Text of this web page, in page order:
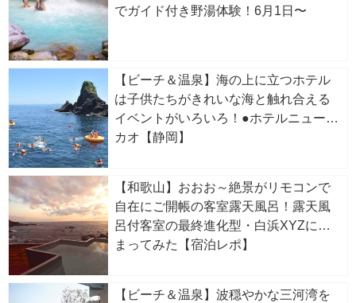
でガイド付き野湯体験！6月1日〜
【ビーチ＆温泉】海の上に立つホテル
は子供たちがきれいな海と触れ合える
イベントがいろいろ！●ホテルニューア
カオ【静岡】
【和歌山】おおお～絶景がリモコンで
自在にご開帳の客室露天風呂！露天風
呂付客室の最終進化型・白浜XYZに泊
まってみた【宿泊レポ】
【ビーチ＆温泉】波穏やかな三河湾を